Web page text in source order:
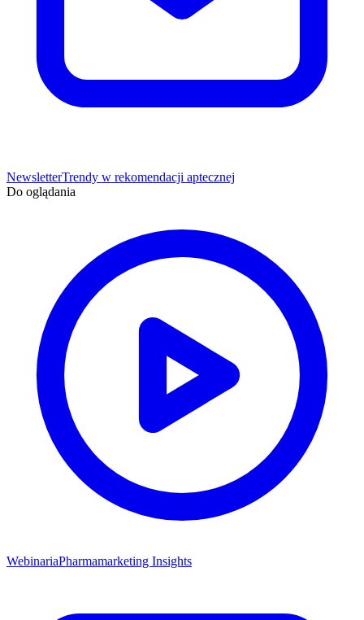
NewsletterTrendy w rekomendacji aptecznej
Do oglądania
WebinariaPharmamarketing Insights